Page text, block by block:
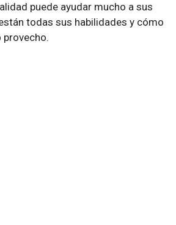
puede ayudar mucho a sus
todas sus habilidades y cómo
provecho.